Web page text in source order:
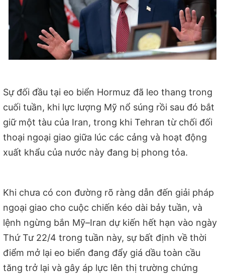
Sự đối đầu tại eo biển Hormuz đã leo thang trong
cuối tuần, khi lực lượng Mỹ nổ súng rồi sau đó bắt
giữ một tàu của Iran, trong khi Tehran từ chối đối
thoại ngoại giao giữa lúc các cảng và hoạt động
xuất khẩu của nước này đang bị phong tỏa.
Khi chưa có con đường rõ ràng dẫn đến giải pháp
ngoại giao cho cuộc chiến kéo dài bảy tuần, và
lệnh ngừng bắn Mỹ–Iran dự kiến hết hạn vào ngày
Thứ Tư 22/4 trong tuần này, sự bất định về thời
điểm mở lại eo biển đang đẩy giá dầu toàn cầu
tăng trở lại và gây áp lực lên thị trường chứng